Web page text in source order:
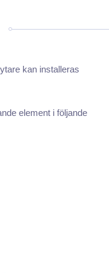
kan installeras
element i följande